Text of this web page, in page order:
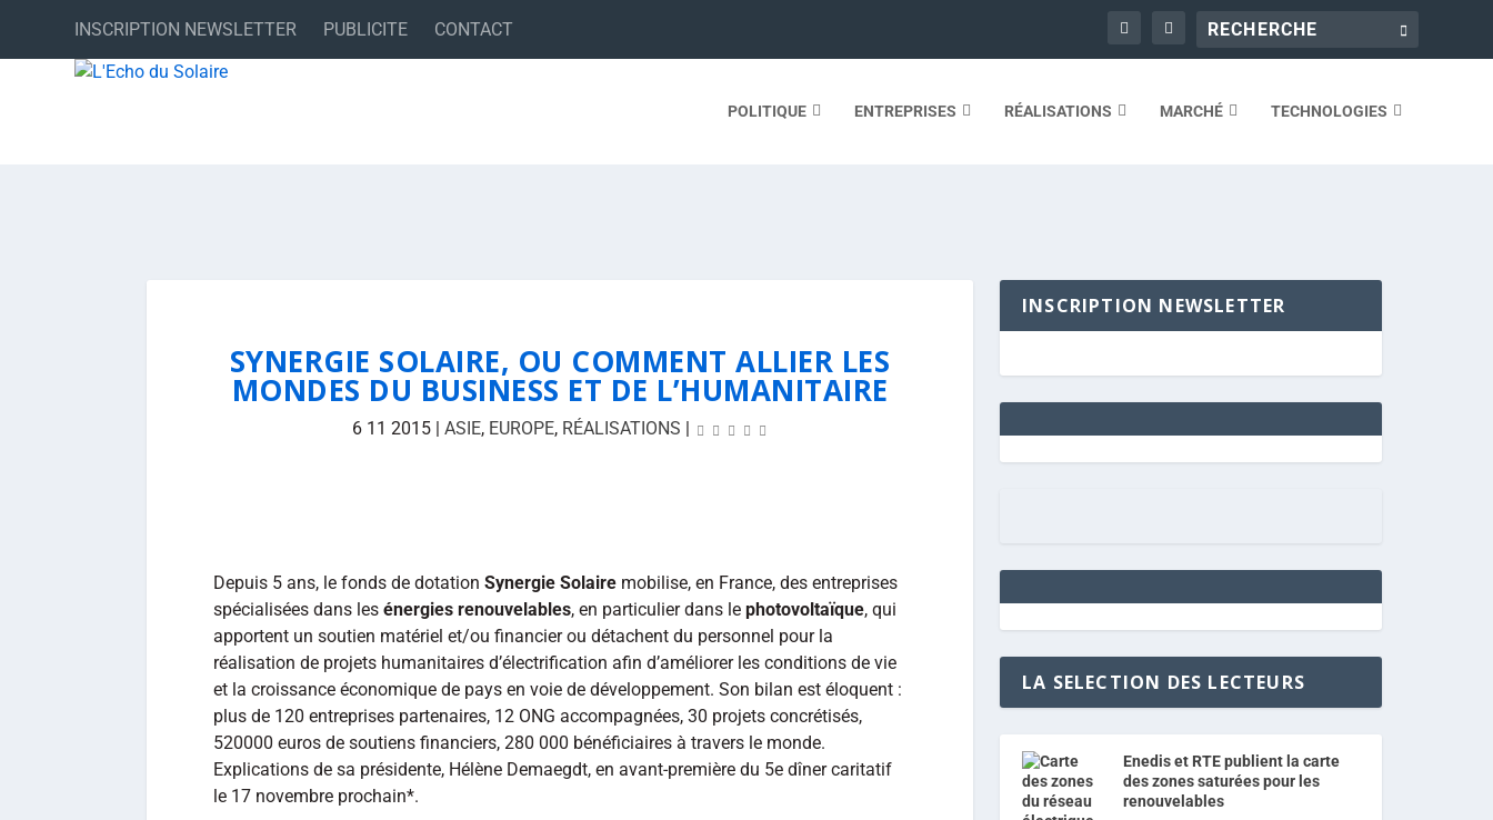
INSCRIPTION NEWSLETTER PUBLICITE CONTACT
POLITIQUE ENTREPRISES RÉALISATIONS MARCHÉ TECHNOLOGIES
SYNERGIE SOLAIRE, OU COMMENT ALLIER LES
MONDES DU BUSINESS ET DE L’HUMANITAIRE
6 11 2015 | ASIE, EUROPE, RÉALISATIONS |
Depuis 5 ans, le fonds de dotation Synergie Solaire mobilise, en France, des entreprises
spécialisées dans les énergies renouvelables, en particulier dans le photovoltaïque, qui
apportent un soutien matériel et/ou financier ou détachent du personnel pour la
réalisation de projets humanitaires d’électrification afin d’améliorer les conditions de vie
et la croissance économique de pays en voie de développement. Son bilan est éloquent :
plus de 120 entreprises partenaires, 12 ONG accompagnées, 30 projets concrétisés,
520000 euros de soutiens financiers, 280 000 bénéficiaires à travers le monde.
Explications de sa présidente, Hélène Demaegdt, en avant-première du 5e dîner caritatif
le 17 novembre prochain*.
INSCRIPTION NEWSLETTER
LA SELECTION DES LECTEURS
Enedis et RTE publient la carte
des zones saturées pour les
renouvelables